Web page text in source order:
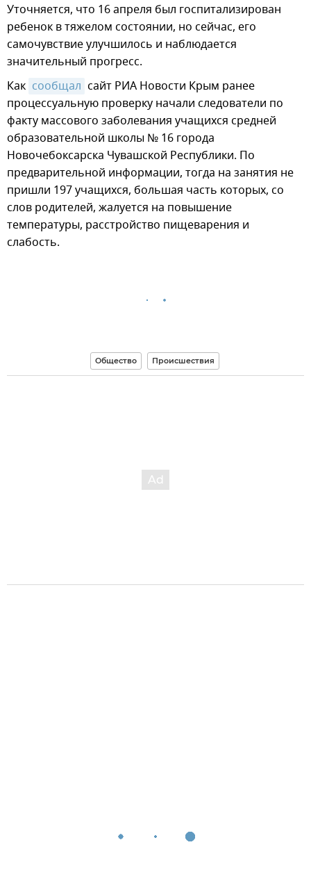
Уточняется, что 16 апреля был госпитализирован
ребенок в тяжелом состоянии, но сейчас, его
самочувствие улучшилось и наблюдается
значительный прогресс.
Как сообщал сайт РИА Новости Крым ранее
процессуальную проверку начали следователи по
факту массового заболевания учащихся средней
образовательной школы № 16 города
Новочебоксарска Чувашской Республики. По
предварительной информации, тогда на занятия не
пришли 197 учащихся, большая часть которых, со
слов родителей, жалуется на повышение
температуры, расстройство пищеварения и
слабость.
Общество Происшествия